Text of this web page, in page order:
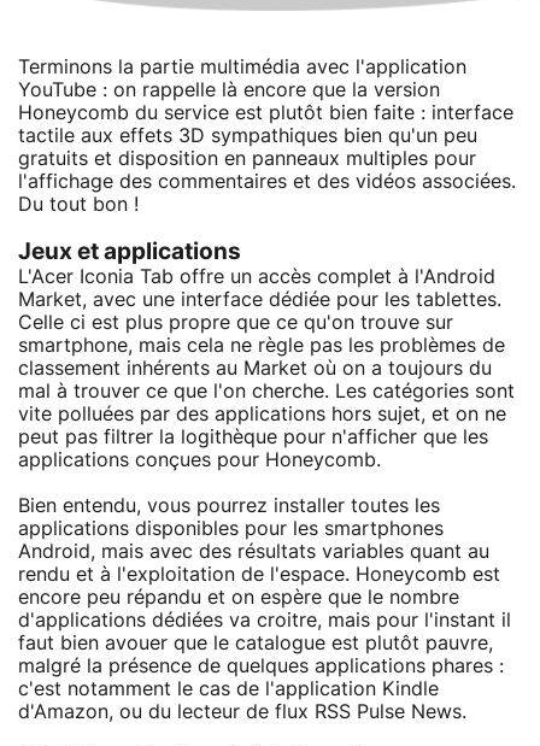
Terminons la partie multimédia avec l'application
YouTube : on rappelle là encore que la version
Honeycomb du service est plutôt bien faite : interface
tactile aux effets 3D sympathiques bien qu'un peu
gratuits et disposition en panneaux multiples pour
l'affichage des commentaires et des vidéos associées.
Du tout bon !
Jeux et applications
L'Acer Iconia Tab offre un accès complet à l'Android
Market, avec une interface dédiée pour les tablettes.
Celle ci est plus propre que ce qu'on trouve sur
smartphone, mais cela ne règle pas les problèmes de
classement inhérents au Market où on a toujours du
mal à trouver ce que l'on cherche. Les catégories sont
vite polluées par des applications hors sujet, et on ne
peut pas filtrer la logithèque pour n'afficher que les
applications conçues pour Honeycomb.
Bien entendu, vous pourrez installer toutes les
applications disponibles pour les smartphones
Android, mais avec des résultats variables quant au
rendu et à l'exploitation de l'espace. Honeycomb est
encore peu répandu et on espère que le nombre
d'applications dédiées va croitre, mais pour l'instant il
faut bien avouer que le catalogue est plutôt pauvre,
malgré la présence de quelques applications phares :
c'est notamment le cas de l'application Kindle
d'Amazon, ou du lecteur de flux RSS Pulse News.